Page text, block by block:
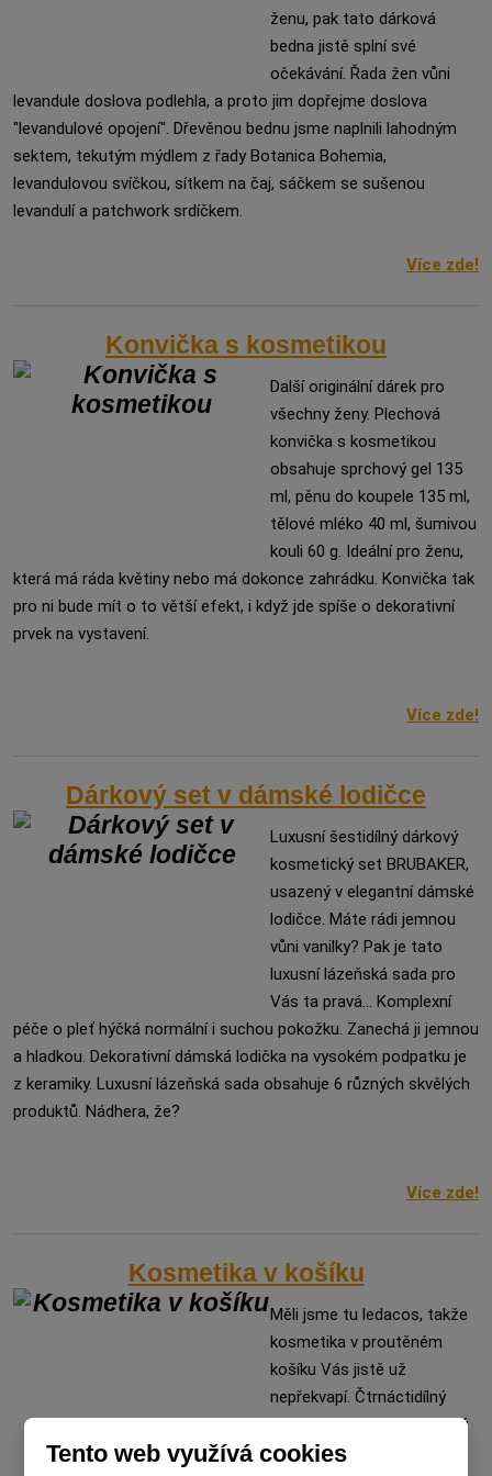
ženu, pak tato dárková
bedna jistě splní své
očekávání. Řada žen vůni
levandule doslova podlehla, a proto jim dopřejme doslova
"levandulové opojení". Dřevěnou bednu jsme naplnili lahodným
sektem, tekutým mýdlem z řady Botanica Bohemia,
levandulovou svíčkou, sítkem na čaj, sáčkem se sušenou
levandulí a patchwork srdíčkem.
Více zde!
Konvička s kosmetikou
Další originální dárek pro
všechny ženy. Plechová
konvička s kosmetikou
obsahuje sprchový gel 135
ml, pěnu do koupele 135 ml,
tělové mléko 40 ml, šumivou
kouli 60 g. Ideální pro ženu,
která má ráda květiny nebo má dokonce zahrádku. Konvička tak
pro ni bude mít o to větší efekt, i když jde spíše o dekorativní
prvek na vystavení.
Více zde!
Dárkový set v dámské lodičce
Luxusní šestidílný dárkový
kosmetický set BRUBAKER,
usazený v elegantní dámské
lodičce. Máte rádi jemnou
vůni vanilky? Pak je tato
luxusní lázeňská sada pro
Vás ta pravá... Komplexní
péče o pleť hýčká normální i suchou pokožku. Zanechá ji jemnou
a hladkou. Dekorativní dámská lodička na vysokém podpatku je
z keramiky. Luxusní lázeňská sada obsahuje 6 různých skvělých
produktů. Nádhera, že?
Více zde!
Kosmetika v košíku
Měli jsme tu ledacos, takže
kosmetika v proutěném
košíku Vás jistě už
nepřekvapí. Čtrnáctidílný
luxusní dárkový kosmetický
set doslova svádí k tomu,
Tento web využívá cookies